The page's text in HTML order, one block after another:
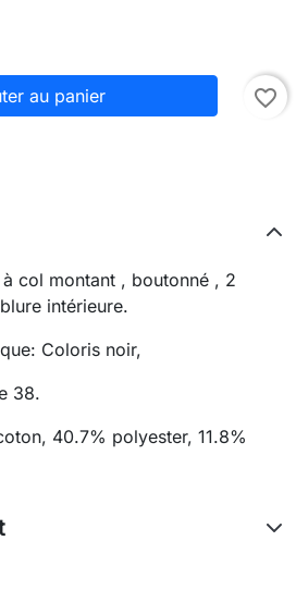
au panier favorite_border
col montant , boutonné , 2
intérieure.
Coloris noir,
38.
40.7% polyester, 11.8%